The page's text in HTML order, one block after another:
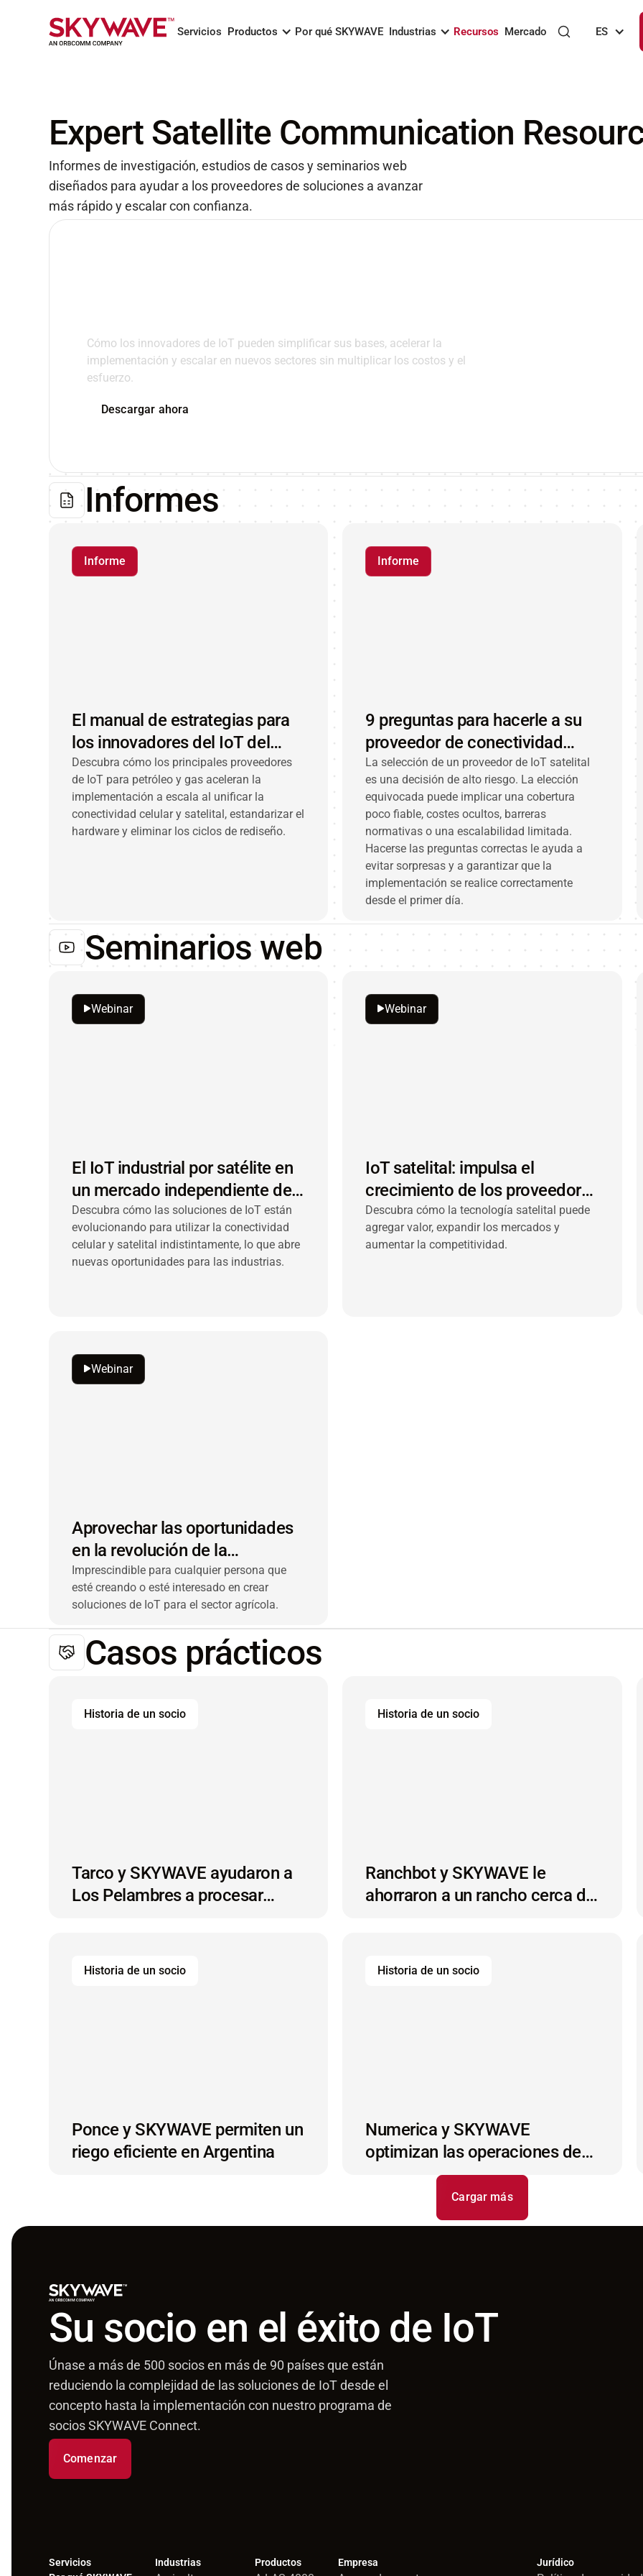
Servicios Productos Por qué SKYWAVE Industrias Recursos Mercado ES
Expert Satellite Communication
Informes de investigación, estudios de casos y seminarios web
diseñados para ayudar a los proveedores de soluciones a avanzar
más rápido y escalar con confianza.
Cómo los innovadores de IoT pueden simplificar sus bases, acelerar la
implementación y escalar en nuevos sectores sin multiplicar los costos y el
esfuerzo.
Descargar ahora
Informes
Informe
El manual de estrategias para
los innovadores del IoT del
petróleo y el gas
Descubra cómo los principales proveedores
de IoT para petróleo y gas aceleran la
implementación a escala al unificar la
conectividad celular y satelital, estandarizar el
hardware y eliminar los ciclos de rediseño.
Informe
9 preguntas para hacerle a su
proveedor de conectividad
satelital de IoT
La selección de un proveedor de IoT satelital
es una decisión de alto riesgo. La elección
equivocada puede implicar una cobertura
poco fiable, costes ocultos, barreras
normativas o una escalabilidad limitada.
Hacerse las preguntas correctas le ayuda a
evitar sorpresas y a garantizar que la
implementación se realice correctamente
desde el primer día.
Seminarios web
Webinar
El IoT industrial por satélite en
un mercado independiente de
la red
Descubra cómo las soluciones de IoT están
evolucionando para utilizar la conectividad
celular y satelital indistintamente, lo que abre
nuevas oportunidades para las industrias.
Webinar
IoT satelital: impulsa el
crecimiento de los proveedores
de soluciones industriales
Descubra cómo la tecnología satelital puede
agregar valor, expandir los mercados y
aumentar la competitividad.
Webinar
Aprovechar las oportunidades
en la revolución de la
agricultura inteligente
Imprescindible para cualquier persona que
esté creando o esté interesado en crear
soluciones de IoT para el sector agrícola.
Casos prácticos
Historia de un socio
Tarco y SKYWAVE ayudaron a
Los Pelambres a procesar
Historia de un socio
Ranchbot y SKYWAVE le
ahorraron a un rancho cerca de
Historia de un socio
Ponce y SKYWAVE permiten un
riego eficiente en Argentina
Historia de un socio
Numerica y SKYWAVE
optimizan las operaciones de
petróleo y gas
Cargar más
Su socio en el éxito de IoT
Únase a más de 500 socios en más de 90 países que están
reduciendo la complejidad de las soluciones de IoT desde el
concepto hasta la implementación con nuestro programa de
socios SKYWAVE Connect.
Comenzar
Servicios
Industrias Productos Empresa Jurídico